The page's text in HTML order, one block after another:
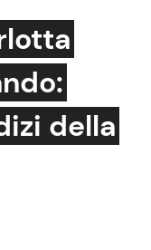
e TV
VIPdella